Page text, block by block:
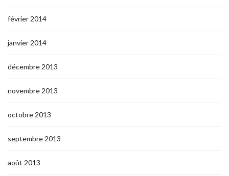
février 2014
janvier 2014
décembre 2013
novembre 2013
octobre 2013
septembre 2013
août 2013